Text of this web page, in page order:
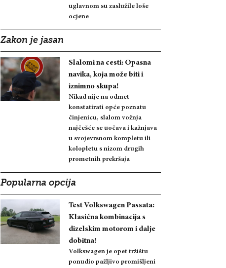
uglavnom su zaslužile loše
ocjene
Zakon je jasan
Slalomi na cesti: Opasna
navika, koja može biti i
iznimno skupa!
Nikad nije na odmet
konstatirati opće poznatu
činjenicu, slalom vožnja
najčešće se uočava i kažnjava
u svojevrsnom kompletu ili
kolopletu s nizom drugih
prometnih prekršaja
Popularna opcija
Test Volkswagen Passata:
Klasična kombinacija s
dizelskim motorom i dalje
dobitna!
Volkswagen je opet tržištu
ponudio pažljivo promišljeni